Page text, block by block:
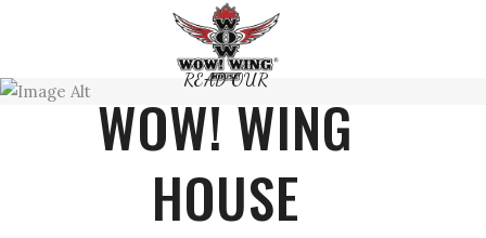
READ OUR
WOW! WING
HOUSE